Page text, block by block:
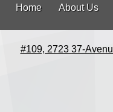
Home About Us
#109, 2723 37-